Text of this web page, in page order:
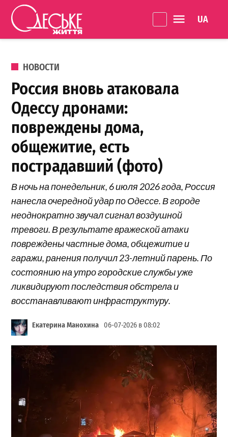
Перейти к содержанию
життя
ОПУБЛИКОВАНО В
НОВОСТИ
Россия вновь атаковала
Одессу дронами:
повреждены дома,
общежитие, есть
пострадавший (фото)
В ночь на понедельник, 6 июля 2026 года, Россия
нанесла очередной удар по Одессе. В городе
неоднократно звучал сигнал воздушной
тревоги. В результате вражеской атаки
повреждены частные дома, общежитие и
гаражи, ранения получил 23-летний парень. По
состоянию на утро городские службы уже
ликвидируют последствия обстрела и
восстанавливают инфраструктуру.
Екатерина Манохина 06-07-2026 в 08:02